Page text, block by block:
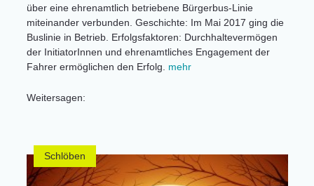
über eine ehrenamtlich betriebene Bürgerbus-Linie
miteinander verbunden. Geschichte: Im Mai 2017 ging die
Buslinie in Betrieb. Erfolgsfaktoren: Durchhaltevermögen
der InitiatorInnen und ehrenamtliches Engagement der
Fahrer ermöglichen den Erfolg. mehr
Weitersagen:
Schlöben